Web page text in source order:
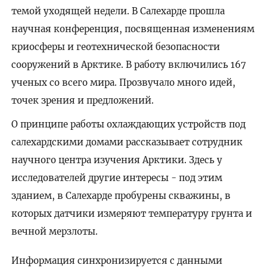
темой уходящей недели. В Салехарде прошла
научная конференция, посвященная изменениям
криосферы и геотехнической безопасности
сооружений в Арктике. В работу включились 167
ученых со всего мира. Прозвучало много идей,
точек зрения и предложений.
О принципе работы охлаждающих устройств под
салехардскими домами рассказывает сотрудник
научного центра изучения Арктики. Здесь у
исследователей другие интересы - под этим
зданием, в Салехарде пробурены скважины, в
которых датчики измеряют температуру грунта и
вечной мерзлоты.
Информация синхронизируется с данными